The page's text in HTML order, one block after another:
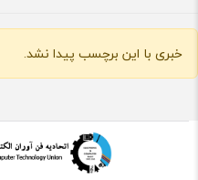
خبری با این برچسب پیدا نشد.